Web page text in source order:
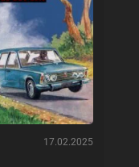
17.02.2025